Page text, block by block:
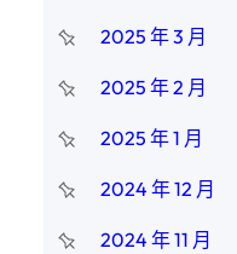
2025 年 3 月
2025 年 2 月
2025 年 1 月
2024 年 12 月
2024 年 11 月